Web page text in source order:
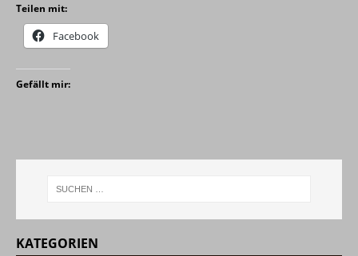
Teilen mit:
Facebook
Gefällt mir:
KATEGORIEN